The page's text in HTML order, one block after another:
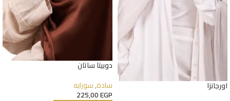
اورجانزا
دوبيتا ساتان
سادة,سورايه
225,00EGP